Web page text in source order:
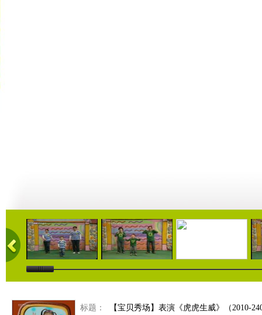
01:34 01:40 01:41
标题：
【宝贝秀场】表演《虎虎生威》（2010-